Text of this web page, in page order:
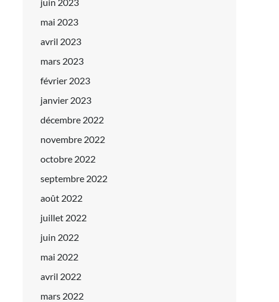
mai 2023
avril 2023
mars 2023
février 2023
janvier 2023
décembre 2022
novembre 2022
octobre 2022
septembre 2022
août 2022
juillet 2022
juin 2022
mai 2022
avril 2022
mars 2022